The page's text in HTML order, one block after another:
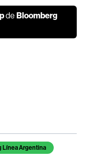
deBloomberg
Línea Argentina